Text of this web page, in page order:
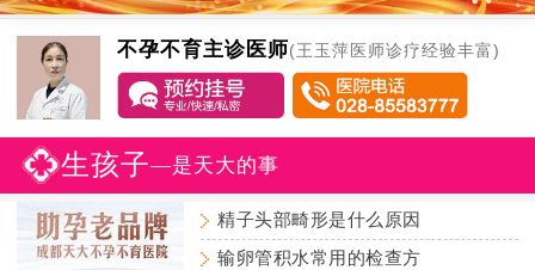
不孕不育主诊医师(王玉萍医师诊疗经验丰富)
生孩子—是天大的事
精子头部畸形是什么原因
输卵管积水常用的检查方